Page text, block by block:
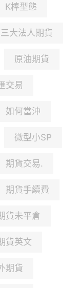
K棒型態
三大法人期貨
原油期貨
交易
如何當沖
微型小SP
期貨交易.
期貨手續費
貨未平倉
貨英文
期貨